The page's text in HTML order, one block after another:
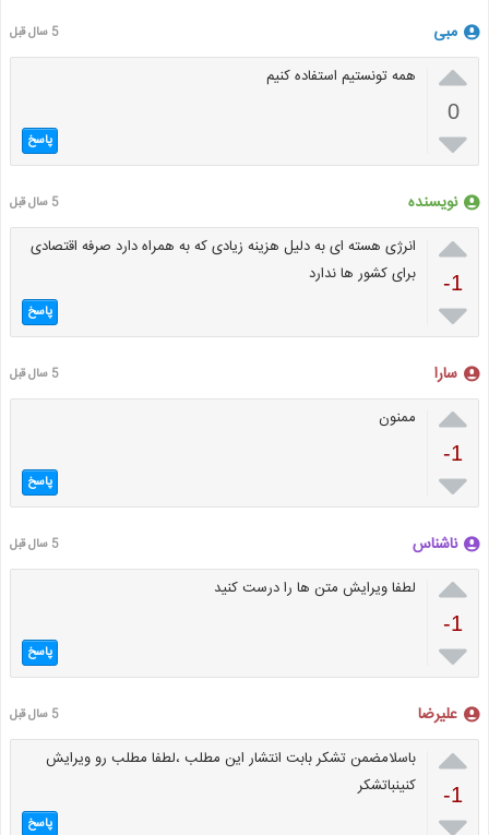
مبی 5 سال قبل

0

همه تونستیم استفاده کنیم
پاسخ
نویسنده 5 سال قبل

-1

انرژی هسته ای به دلیل هزینه زیادی که به همراه دارد صرفه اقتصادی
برای کشور ها ندارد
پاسخ
سارا 5 سال قبل

-1

ممنون
پاسخ
ناشناس 5 سال قبل

-1

لطفا ویرایش متن ها را درست کنید
پاسخ
علیرضا 5 سال قبل

-1
باسلامضمن تشکر بابت انتشار این مطلب ،لطفا مطلب رو ویرایش
کنینباتشکر
پاسخ